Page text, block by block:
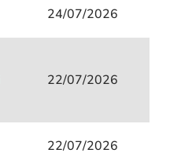
24/07/2026
22/07/2026
22/07/2026